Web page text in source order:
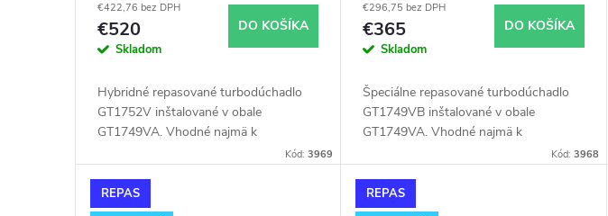
€422,76 bez DPH
€520
Skladom
DO KOŠÍKA
Hybridné repasované turbodúchadlo
GT1752V inštalované v obale
GT1749VA. Vhodné najmä k
výkonnostným úpravam ako napr.
2.0TDi 100kW AZV.
Kód:3969
€296,75 bez DPH
€365
Skladom
DO KOŠÍKA
Špeciálne repasované turbodúchadlo
GT1749VB inštalované v obale
GT1749VA. Vhodné najmä k
výkonnostným úpravam ako napr.
2.0TDi 100kW AZV.
Kód: 3968
REPAS
REPAS